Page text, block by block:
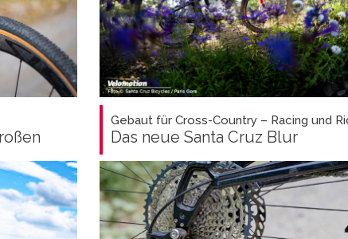
Gebaut für Cross-Country – Racing und
Das neue Santa Cruz Blur